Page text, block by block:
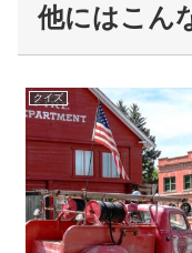
他にはこん
クイズ